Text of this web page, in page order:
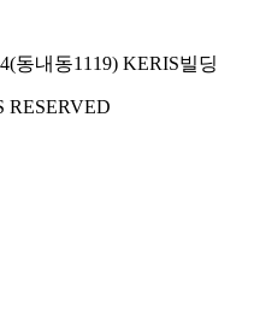
동내동1119) KERIS빌딩
RESERVED